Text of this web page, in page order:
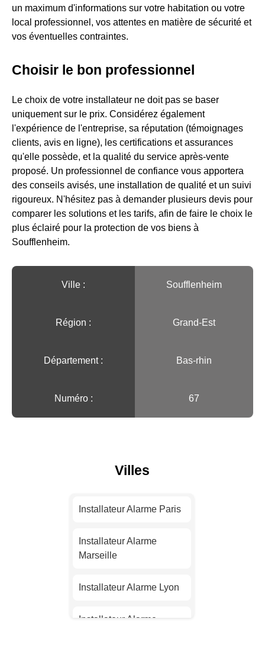
un maximum d'informations sur votre habitation ou votre
local professionnel, vos attentes en matière de sécurité et
vos éventuelles contraintes.
Choisir le bon professionnel
Le choix de votre installateur ne doit pas se baser
uniquement sur le prix. Considérez également
l'expérience de l'entreprise, sa réputation (témoignages
clients, avis en ligne), les certifications et assurances
qu'elle possède, et la qualité du service après-vente
proposé. Un professionnel de confiance vous apportera
des conseils avisés, une installation de qualité et un suivi
rigoureux. N'hésitez pas à demander plusieurs devis pour
comparer les solutions et les tarifs, afin de faire le choix le
plus éclairé pour la protection de vos biens à
Soufflenheim.
Ville :️ Soufflenheim
Région :️ Grand-Est
Département : Bas-rhin
Numéro : 67
Villes
Installateur Alarme Paris
Installateur Alarme
Marseille
Installateur Alarme Lyon
Installateur Alarme